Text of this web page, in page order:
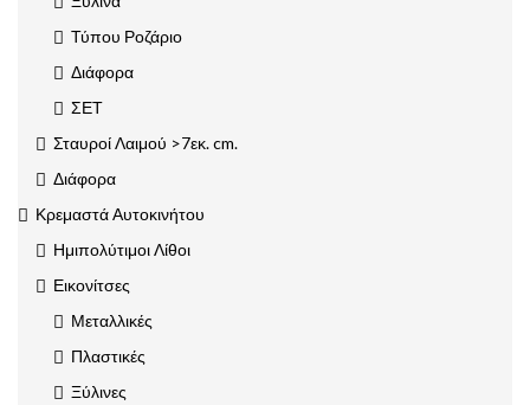
Τύπου Ροζάριο
Διάφορα
ΣΕΤ
Σταυροί Λαιμού >7εκ. cm.
Διάφορα
Κρεμαστά Αυτοκινήτου
Ημιπολύτιμοι Λίθοι
Εικονίτσες
Μεταλλικές
Πλαστικές
Ξύλινες